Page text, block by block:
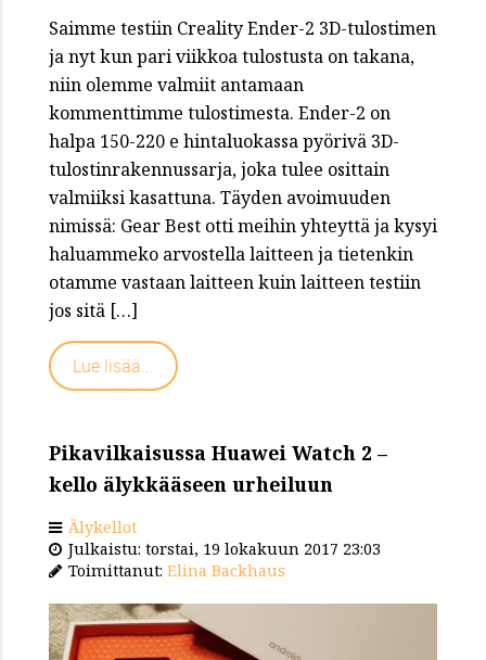
Saimme testiin Creality Ender-2 3D-tulostimen
ja nyt kun pari viikkoa tulostusta on takana,
niin olemme valmiit antamaan
kommenttimme tulostimesta. Ender-2 on
halpa 150-220 e hintaluokassa pyörivä 3D-
tulostinrakennussarja, joka tulee osittain
valmiiksi kasattuna. Täyden avoimuuden
nimissä: Gear Best otti meihin yhteyttä ja kysyi
haluammeko arvostella laitteen ja tietenkin
otamme vastaan laitteen kuin laitteen testiin
jos sitä […]
Lue lisää...
Pikavilkaisussa Huawei Watch 2 –
kello älykkääseen urheiluun
Älykellot
Julkaistu: torstai, 19 lokakuun 2017 23:03
Toimittanut: Elina Backhaus